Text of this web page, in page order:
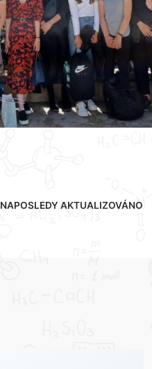
NAPOSLEDY AKTUALIZOVÁNO